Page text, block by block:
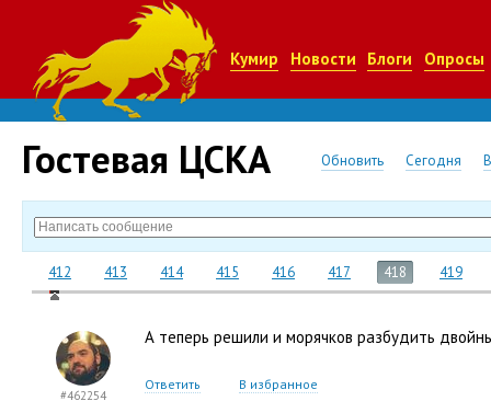
Кумир Новости Блоги Опросы
Гостевая ЦСКА Обновить Сегодня
412 413 414 415 416 417 418 419
А теперь решили и морячков разбудить
Ответить В избранное
#462254